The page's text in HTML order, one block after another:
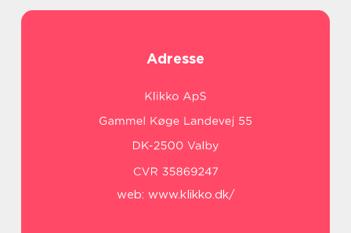
Adresse
web: www.klikko.dk/